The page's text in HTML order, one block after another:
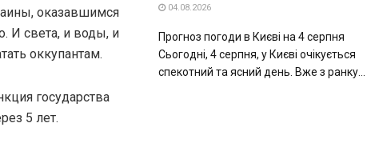
оказавшимся
И света, и воды, и
оккупантам.
государства
5 лет.
04.08.2026
Прогноз погоди в Києві на 4 серпня
Сьогодні, 4 серпня, у Києві очікується
спекотний та ясний день. Вже з ранку...